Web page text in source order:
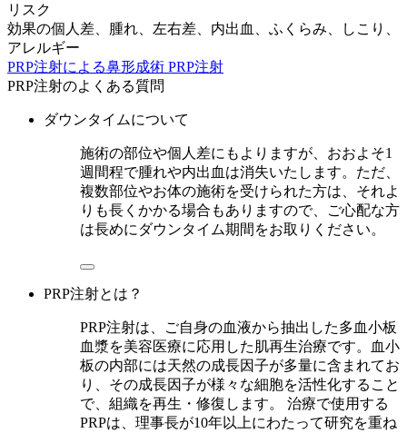
リスク
効果の個人差、腫れ、左右差、内出血、ふくらみ、しこり、
アレルギー
PRP注射による鼻形成術 PRP注射
PRP注射のよくある質問
ダウンタイムについて
施術の部位や個人差にもよりますが、おおよそ1
週間程で腫れや内出血は消失いたします。ただ、
複数部位やお体の施術を受けられた方は、それよ
りも長くかかる場合もありますので、ご心配な方
は長めにダウンタイム期間をお取りください。
PRP注射とは？
PRP注射は、ご自身の血液から抽出した多血小板
血漿を美容医療に応用した肌再生治療です。血小
板の内部には天然の成長因子が多量に含まれてお
り、その成長因子が様々な細胞を活性化すること
で、組織を再生・修復します。 治療で使用する
PRPは、理事長が10年以上にわたって研究を重ね